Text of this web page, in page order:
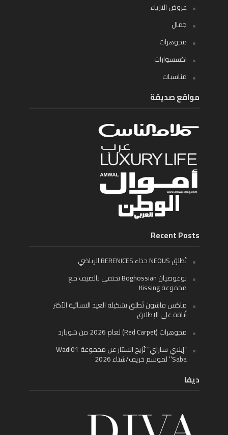
عروض الازياء
جمال
مجوهرات
اكسسوارات
مناسبات
مواقع صديقة
Recent Posts
تُطلق NEOUS حذاء BERENICES الرياضي
بوغوصيان Boghossian تحتفي بالصيف مع
مجموعة Kissing
ماكس فاشون تُطلق تشكيلة العيد النسائية الأكثر
أناقة على الإطلاق
مجوهرات (Red Carpet) لعام 2026 من شوبارد
“إيلاي ساراي” تُزيح الستار عن مجموعة Wadi01
‘Saba’ لموسم خريف/شتاء 2026
ديفا